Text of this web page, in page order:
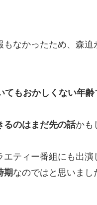
なかったため、森迫
てもおかしくない年齢
るのはまだ先の話かも
ティー番組にも出
期なのではと思いまし